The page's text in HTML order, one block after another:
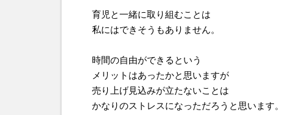
育児と一緒に取り組むことは
私にはできそうもありません。
時間の自由ができるという
メリットはあったかと思いますが
売り上げ見込みが立たないことは
かなりのストレスになっただろうと思います。